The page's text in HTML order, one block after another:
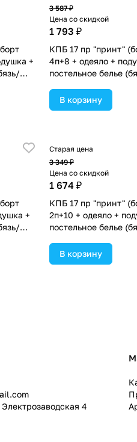
+
в
3 587 ₽
Цена со скидкой
1 793 ₽
КПБ 17 пр "принт"
4п+8 + одеяло +
постельное белье
(№П207_4а8бб_12)
ассортименте.
В корзину
+
Старая цена
3 349 ₽
Цена со скидкой
1 674 ₽
КПБ 17 пр "принт"
2п+10 + одеяло +
постельное белье
(№П207_2а10бб_09)
ассортименте.
В корзину
4